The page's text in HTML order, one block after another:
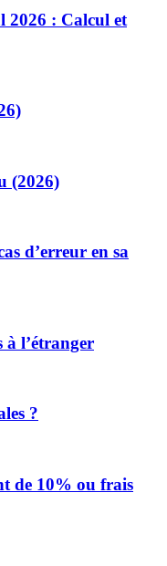
2026 : Calcul et
(2026)
d’erreur en sa
à l’étranger
?
de 10% ou frais